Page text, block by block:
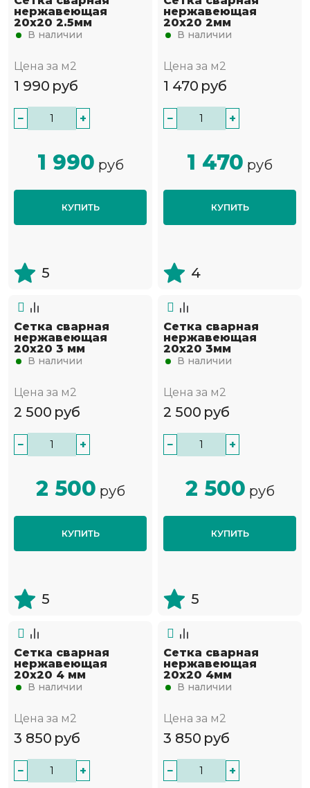
нержавеющая
20х20 2.5мм
В наличии
Цена за м2
1 990 руб
− +
1 990 руб
КУПИТЬ
5
нержавеющая
20х20 2мм
В наличии
Цена за м2
1 470 руб
− +
1 470 руб
КУПИТЬ
4
Сетка сварная
нержавеющая
20х20 3 мм
В наличии
Цена за м2
2 500 руб
− +
2 500 руб
КУПИТЬ
5
Сетка сварная
нержавеющая
20х20 3мм
В наличии
Цена за м2
2 500 руб
− +
2 500 руб
КУПИТЬ
5
Сетка сварная
нержавеющая
20х20 4 мм
В наличии
Цена за м2
3 850 руб
− +
Сетка сварная
нержавеющая
20х20 4мм
В наличии
Цена за м2
3 850 руб
− +